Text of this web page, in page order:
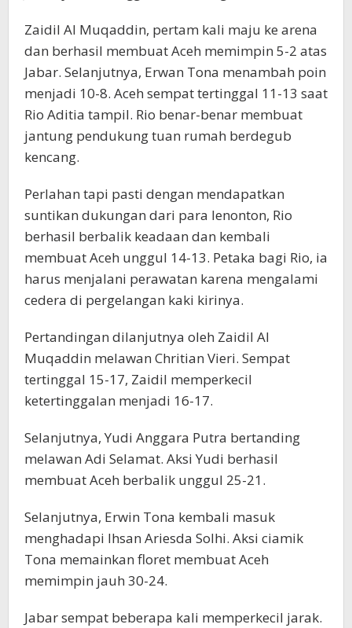
Zaidil Al Muqaddin, pertam kali maju ke arena
dan berhasil membuat Aceh memimpin 5-2 atas
Jabar. Selanjutnya, Erwan Tona menambah poin
menjadi 10-8. Aceh sempat tertinggal 11-13 saat
Rio Aditia tampil. Rio benar-benar membuat
jantung pendukung tuan rumah berdegub
kencang.
Perlahan tapi pasti dengan mendapatkan
suntikan dukungan dari para lenonton, Rio
berhasil berbalik keadaan dan kembali
membuat Aceh unggul 14-13. Petaka bagi Rio, ia
harus menjalani perawatan karena mengalami
cedera di pergelangan kaki kirinya.
Pertandingan dilanjutnya oleh Zaidil Al
Muqaddin melawan Chritian Vieri. Sempat
tertinggal 15-17, Zaidil memperkecil
ketertinggalan menjadi 16-17.
Selanjutnya, Yudi Anggara Putra bertanding
melawan Adi Selamat. Aksi Yudi berhasil
membuat Aceh berbalik unggul 25-21.
Selanjutnya, Erwin Tona kembali masuk
menghadapi Ihsan Ariesda Solhi. Aksi ciamik
Tona memainkan floret membuat Aceh
memimpin jauh 30-24.
Jabar sempat beberapa kali memperkecil jarak.